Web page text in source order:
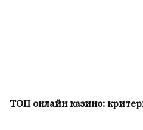
ТОП онлайн казино: